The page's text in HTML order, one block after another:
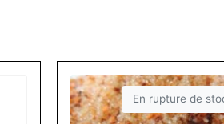
En rupture de